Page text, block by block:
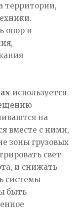
территории,
опор и
используется
на
вместе с ними,
зоны грузовых
свет
и снижать
системы
быть